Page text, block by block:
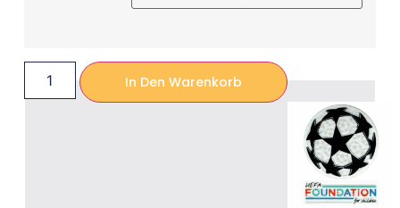
In Den Warenkorb